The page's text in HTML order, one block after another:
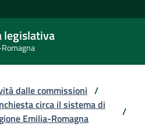
legislativa
dalle commissioni /
circa il sistema di
Emilia-Romagna
/